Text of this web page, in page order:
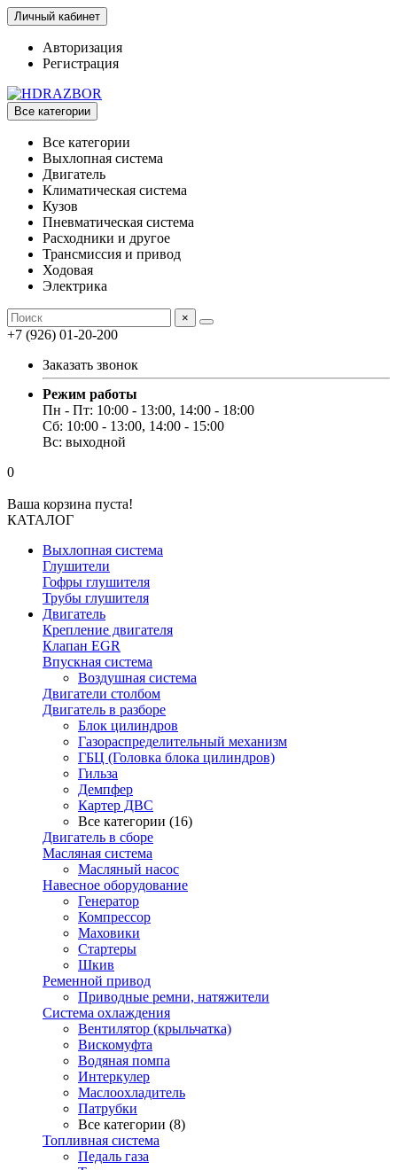
Личный кабинет
Авторизация
Регистрация
Все категории
Все категории
Выхлопная система
Двигатель
Климатическая система
Кузов
Пневматическая система
Расходники и другое
Трансмиссия и привод
Ходовая
Электрика
×
+7 (926) 01-20-200
Заказать звонок
Режим работы
Пн - Пт: 10:00 - 13:00, 14:00 - 18:00
Сб: 10:00 - 13:00, 14:00 - 15:00
Вс: выходной
0
Ваша корзина пуста!
КАТАЛОГ
Выхлопная система
Глушители
Гофры глушителя
Трубы глушителя
Двигатель
Крепление двигателя
Клапан EGR
Впускная система
Воздушная система
Двигатели столбом
Двигатель в разборе
Блок цилиндров
Газораспределительный механизм
ГБЦ (Головка блока цилиндров)
Гильза
Демпфер
Картер ДВС
Все категории (16)
Двигатель в сборе
Масляная система
Масляный насос
Навесное оборудование
Генератор
Компрессор
Маховики
Стартеры
Шкив
Ременной привод
Приводные ремни, натяжители
Система охлаждения
Вентилятор (крыльчатка)
Вискомуфта
Водяная помпа
Интеркулер
Маслоохладитель
Патрубки
Все категории (8)
Топливная система
Педаль газа